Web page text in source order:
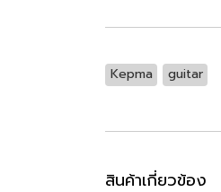
Kepma guitar
สินค้าเกี่ยวข้อง